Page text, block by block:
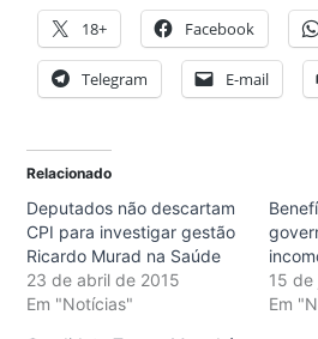
18+ Facebook
Telegram E-mail
Relacionado
Deputados não descartam
CPI para investigar gestão
Ricardo Murad na Saúde
23 de abril de 2015
Em "Notícias"
15 de
Em